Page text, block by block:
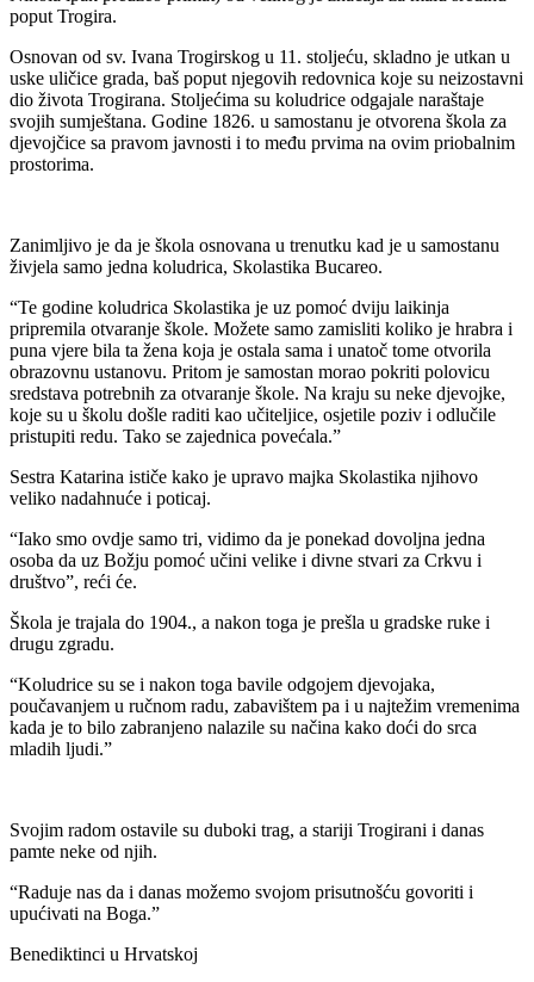
poput Trogira.
Osnovan od sv. Ivana Trogirskog u 11. stoljeću, skladno je utkan u
uske uličice grada, baš poput njegovih redovnica koje su neizostavni
dio života Trogirana. Stoljećima su koludrice odgajale naraštaje
svojih sumještana. Godine 1826. u samostanu je otvorena škola za
djevojčice sa pravom javnosti i to među prvima na ovim priobalnim
prostorima.
Zanimljivo je da je škola osnovana u trenutku kad je u samostanu
živjela samo jedna koludrica, Skolastika Bucareo.
“Te godine koludrica Skolastika je uz pomoć dviju laikinja
pripremila otvaranje škole. Možete samo zamisliti koliko je hrabra i
puna vjere bila ta žena koja je ostala sama i unatoč tome otvorila
obrazovnu ustanovu. Pritom je samostan morao pokriti polovicu
sredstava potrebnih za otvaranje škole. Na kraju su neke djevojke,
koje su u školu došle raditi kao učiteljice, osjetile poziv i odlučile
pristupiti redu. Tako se zajednica povećala.”
Sestra Katarina ističe kako je upravo majka Skolastika njihovo
veliko nadahnuće i poticaj.
“Iako smo ovdje samo tri, vidimo da je ponekad dovoljna jedna
osoba da uz Božju pomoć učini velike i divne stvari za Crkvu i
društvo”, reći će.
Škola je trajala do 1904., a nakon toga je prešla u gradske ruke i
drugu zgradu.
“Koludrice su se i nakon toga bavile odgojem djevojaka,
poučavanjem u ručnom radu, zabavištem pa i u najtežim vremenima
kada je to bilo zabranjeno nalazile su načina kako doći do srca
mladih ljudi.”
Svojim radom ostavile su duboki trag, a stariji Trogirani i danas
pamte neke od njih.
“Raduje nas da i danas možemo svojom prisutnošću govoriti i
upućivati na Boga.”
Benediktinci u Hrvatskoj